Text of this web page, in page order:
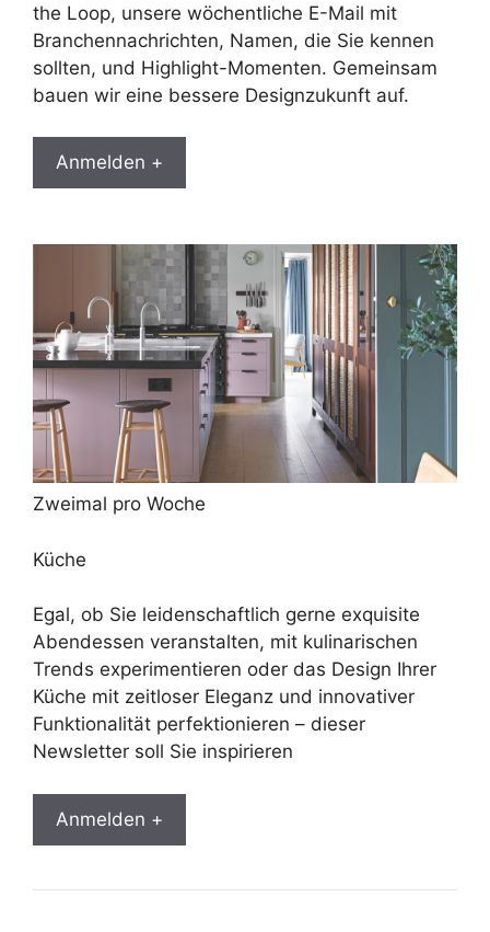
the Loop, unsere wöchentliche E-Mail mit
Branchennachrichten, Namen, die Sie kennen
sollten, und Highlight-Momenten. Gemeinsam
bauen wir eine bessere Designzukunft auf.
Anmelden +
Zweimal pro Woche
Küche
Egal, ob Sie leidenschaftlich gerne exquisite
Abendessen veranstalten, mit kulinarischen
Trends experimentieren oder das Design Ihrer
Küche mit zeitloser Eleganz und innovativer
Funktionalität perfektionieren – dieser
Newsletter soll Sie inspirieren
Anmelden +